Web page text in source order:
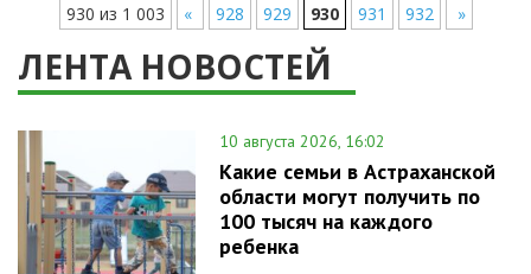
930 из 1 003 « 928 929 930 931 932 »
ЛЕНТА НОВОСТЕЙ
10 августа 2026, 16:02
Какие семьи в Астраханской
области могут получить по
100 тысяч на каждого
ребенка